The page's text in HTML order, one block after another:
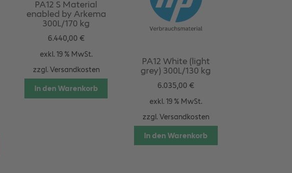
PA12 S Material
enabled by Arkema
300L/170 kg
6.440,00 €
exkl. 19 % MwSt.
zzgl. Versandkosten
In den Warenkorb
PA12 White (light
grey) 300L/130 kg
6.035,00 €
exkl. 19 % MwSt.
zzgl. Versandkosten
In den Warenkorb